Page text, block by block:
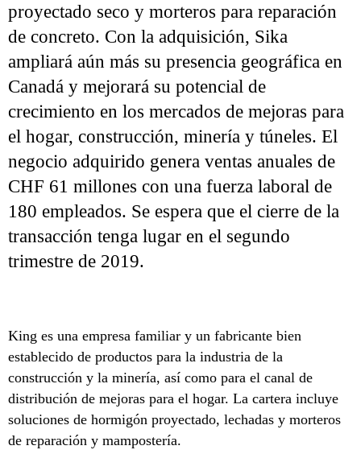
proyectado seco y morteros para reparación
de concreto. Con la adquisición, Sika
ampliará aún más su presencia geográfica en
Canadá y mejorará su potencial de
crecimiento en los mercados de mejoras para
el hogar, construcción, minería y túneles. El
negocio adquirido genera ventas anuales de
CHF 61 millones con una fuerza laboral de
180 empleados. Se espera que el cierre de la
transacción tenga lugar en el segundo
trimestre de 2019.
King es una empresa familiar y un fabricante bien
establecido de productos para la industria de la
construcción y la minería, así como para el canal de
distribución de mejoras para el hogar. La cartera incluye
soluciones de hormigón proyectado, lechadas y morteros
de reparación y mampostería.